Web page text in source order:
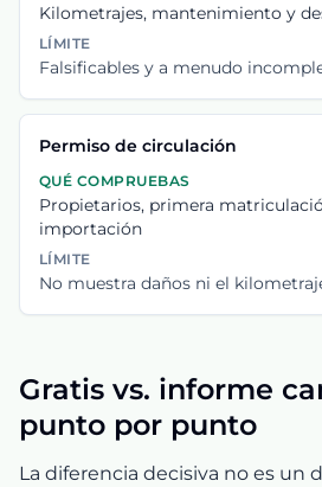
Kilometrajes, mantenimiento y
LÍMITE
Falsificables y a menudo
Permiso de circulación
QUÉ COMPRUEBAS
Propietarios, primera
importación
LÍMITE
No muestra daños ni el
Gratis vs. informe
punto por punto
La diferencia decisiva no es un